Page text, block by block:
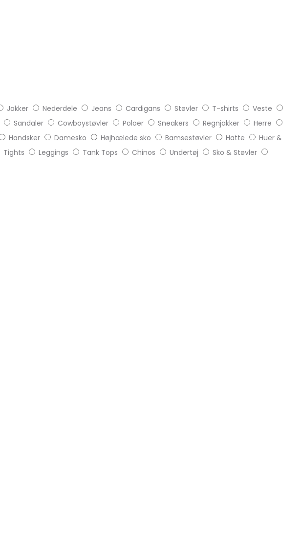
Jakker Nederdele Jeans Cardigans Støvler T-shirts
Veste
Sandaler Cowboystøvler Poloer Sneakers Regnjakker
Herre
Handsker Damesko Højhælede sko Bamsestøvler Hatte
Huer &
Tights Leggings Tank Tops Chinos Undertøj
Sko & Støvler